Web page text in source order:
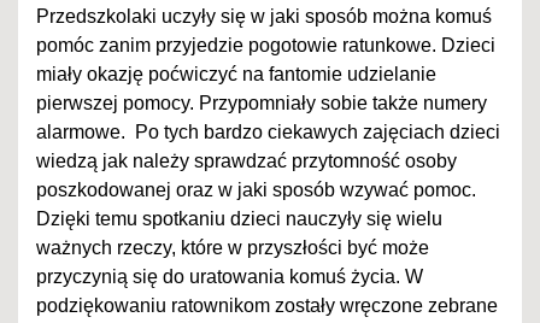
Przedszkolaki uczyły się w jaki sposób można komuś
pomóc zanim przyjedzie pogotowie ratunkowe. Dzieci
miały okazję poćwiczyć na fantomie udzielanie
pierwszej pomocy. Przypomniały sobie także numery
alarmowe. Po tych bardzo ciekawych zajęciach dzieci
wiedzą jak należy sprawdzać przytomność osoby
poszkodowanej oraz w jaki sposób wzywać pomoc.
Dzięki temu spotkaniu dzieci nauczyły się wielu
ważnych rzeczy, które w przyszłości być może
przyczynią się do uratowania komuś życia. W
podziękowaniu ratownikom zostały wręczone zebrane